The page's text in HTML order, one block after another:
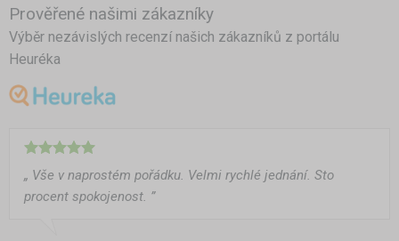
Prověřené našimi zákazníky
Výběr nezávislých recenzí našich zákazníků z portálu
Heuréka
„ Vše v naprostém pořádku. Velmi rychlé jednání. Sto
procent spokojenost. ”